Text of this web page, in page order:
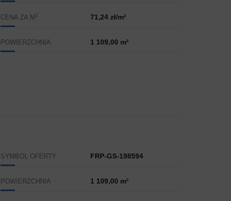
CENA ZA M 2 71,24 zł/m²
POWIERZCHNIA 1 109,00 m²
SYMBOL OFERTY FRP-GS-198594
POWIERZCHNIA 1 109,00 m²